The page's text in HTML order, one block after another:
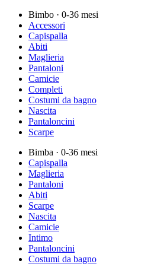
Bimbo · 0-36 mesi
Accessori
Capispalla
Abiti
Maglieria
Pantaloni
Camicie
Completi
Costumi da bagno
Nascita
Pantaloncini
Scarpe
Bimba · 0-36 mesi
Capispalla
Maglieria
Pantaloni
Abiti
Scarpe
Nascita
Camicie
Intimo
Pantaloncini
Costumi da bagno